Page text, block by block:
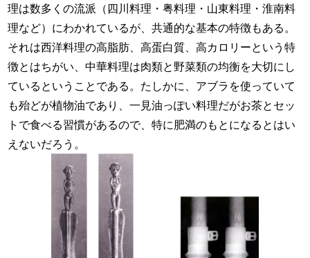
理は数多くの流派（四川料理・粤料理・山東料理・淮南料
理など）にわかれているが、共通的な基本の特徴もある。
それは西洋料理の高脂肪、高蛋白質、高カロリーという特
徴とはちがい、中華料理は肉類と野菜類の均衡を大切にし
ているということである。たしかに、アブラを使っていて
も殆どが植物油であり、一見油っぽい料理だがお茶とセッ
トで食べる習慣があるので、特に肥満のもとになるとはい
えないだろう。